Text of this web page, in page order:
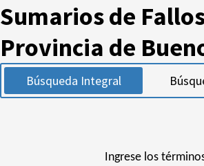
Sumarios de
Provincia de
Búsqueda Integral
Ingrese los